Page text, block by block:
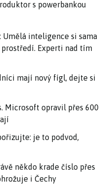
s powerbankou
Umělá inteligence si sama
Experti nad tím
mají nový fígl, dejte si
Microsoft opravil přes 600
je to podvod,
někdo krade číslo přes
i Čechy